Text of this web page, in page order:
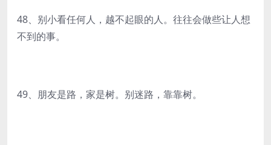
48、别小看任何人，越不起眼的人。往往会做些让人想
不到的事。
49、朋友是路，家是树。别迷路，靠靠树。